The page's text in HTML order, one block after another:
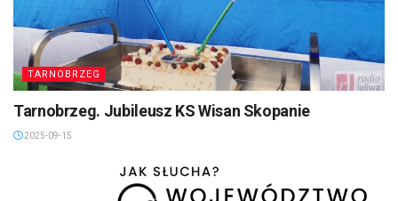
TARNOBRZEG
Tarnobrzeg. Jubileusz KS Wisan Skopanie
2025-09-15